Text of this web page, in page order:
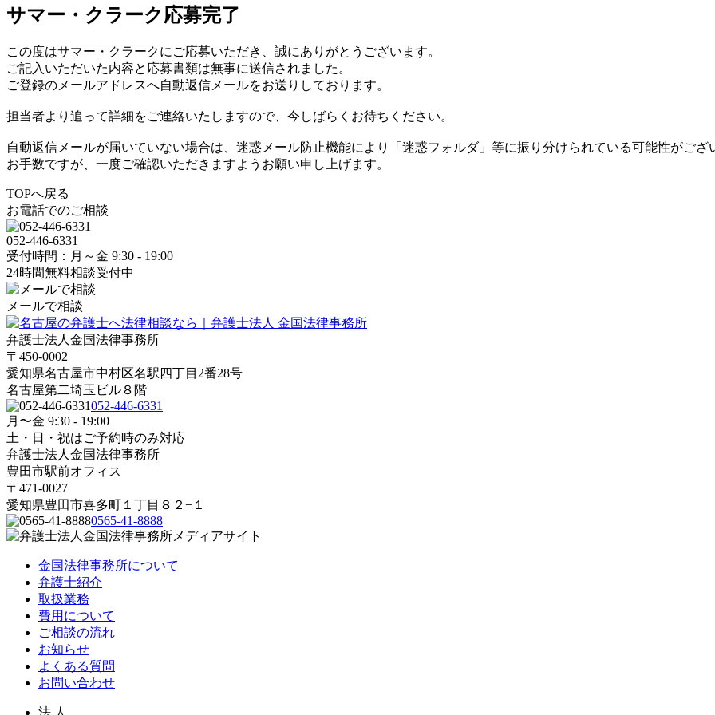
サマー・クラーク応募完了
この度はサマー・クラークにご応募いただき、誠にありがとうございます。
ご記入いただいた内容と応募書類は無事に送信されました。
ご登録のメールアドレスへ自動返信メールをお送りしております。
担当者より追って詳細をご連絡いたしますので、今しばらくお待ちください。
自動返信メールが届いていない場合は、迷惑メール防止機能により「迷惑フォルダ」等に振り分けられている可能性がござ
お手数ですが、一度ご確認いただきますようお願い申し上げます。
TOPへ戻る
お電話でのご相談
052-446-6331
受付時間：月～金 9:30 - 19:00
24時間無料相談受付中
メールで相談
弁護士法人金国法律事務所
〒450-0002
愛知県名古屋市中村区名駅四丁目2番28号
名古屋第二埼玉ビル８階
052-446-6331
月〜金 9:30 - 19:00
土・日・祝はご予約時のみ対応
弁護士法人金国法律事務所
豊田市駅前オフィス
〒471-0027
愛知県豊田市喜多町１丁目８２−１
0565-41-8888
金国法律事務所について
弁護士紹介
取扱業務
費用について
ご相談の流れ
お知らせ
よくある質問
お問い合わせ
法 人